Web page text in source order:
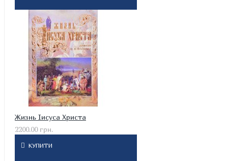
Жизнь Іисуса Христа
2200.00 грн.
КУПИТИ